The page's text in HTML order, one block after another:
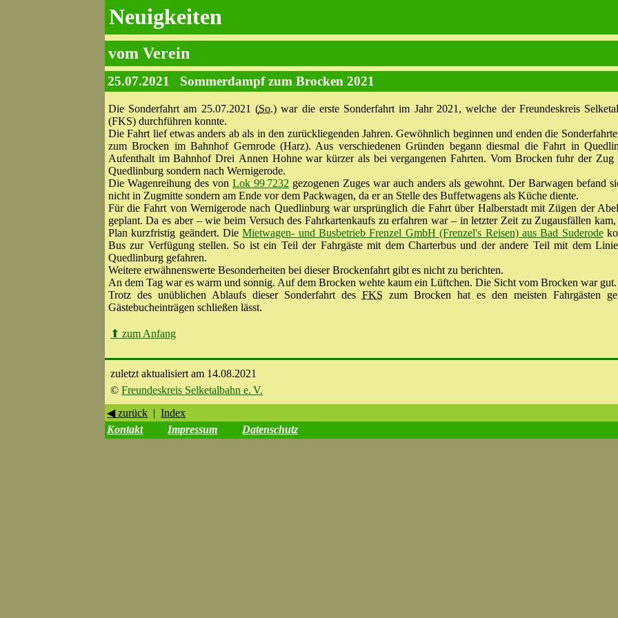
Neuigkeiten
vom Verein
25.07.2021 Sommerdampf zum Brocken 2021
Die Sonderfahrt am 25.07.2021 (So.) war die erste Sonderfahrt im Jahr 2021, welche der Freundeskreis
(FKS) durchführen konnte.
Die Fahrt lief etwas anders ab als in den zurückliegenden Jahren. Gewöhnlich beginnen und enden die
zum Brocken im Bahnhof Gernrode (Harz). Aus verschiedenen Gründen begann diesmal die Fahrt in
Aufenthalt im Bahnhof Drei Annen Hohne war kürzer als bei vergangenen Fahrten. Vom Brocken fuhr der Zug
Quedlinburg sondern nach Wernigerode.
Die Wagenreihung des von Lok 99 7232 gezogenen Zuges war auch anders als gewohnt. Der Barwagen befand
nicht in Zugmitte sondern am Ende vor dem Packwagen, da er an Stelle des Buffetwagens als Küche diente.
Für die Fahrt von Wernigerode nach Quedlinburg war ursprünglich die Fahrt über Halberstadt mit Zügen der
geplant. Da es aber – wie beim Versuch des Fahrkartenkaufs zu erfahren war – in letzter Zeit zu Zugausfällen
Plan kurzfristig geändert. DieMietwagen- und Busbetrieb Frenzel GmbH (Frenzel's Reisen) aus Bad Suderode
Bus zur Verfügung stellen. So ist ein Teil der Fahrgäste mit dem Charterbus und der andere Teil mit dem
Quedlinburg gefahren.
Weitere erwähnenswerte Besonderheiten bei dieser Brockenfahrt gibt es nicht zu berichten.
An dem Tag war es warm und sonnig. Auf dem Brocken wehte kaum ein Lüftchen. Die Sicht vom Brocken war gut.
Trotz des unüblichen Ablaufs dieser Sonderfahrt des FKS zum Brocken hat es den meisten Fahrgästen
Gästebucheinträgen schließen lässt.
⬆ zum Anfang
zuletzt aktualisiert am 14.08.2021
© Freundeskreis Selketalbahn e. V.
◀ zurück |Index
Kontakt
Impressum Datenschutz